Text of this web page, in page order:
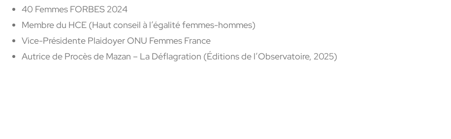
40 Femmes FORBES 2024
Membre du HCE (Haut conseil à l’égalité femmes-hommes)
Vice-Présidente Plaidoyer ONU Femmes France
Autrice de Procès de Mazan – La Déflagration (Éditions de l’Observatoire, 2025)